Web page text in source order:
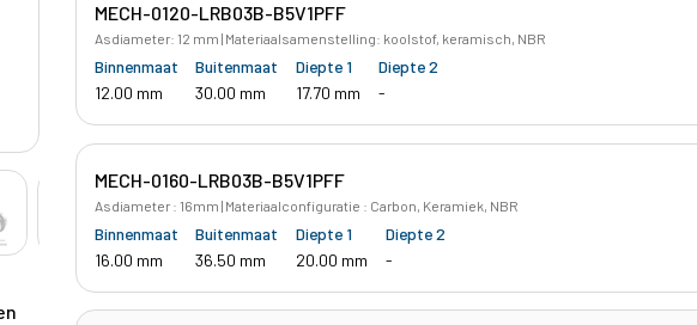
MECH-0120-LRB03B-B5V1PFF
Asdiameter: 12 mm | Materiaalsamenstelling: koolstof, keramisch, NBR
Binnenmaat
12.00 mm
Buitenmaat
30.00 mm
Diepte 1
17.70 mm
Diepte 2
-
MECH-0160-LRB03B-B5V1PFF
Asdiameter : 16mm | Materiaalconfiguratie : Carbon, Keramiek, NBR
Binnenmaat
16.00 mm
Buitenmaat
36.50 mm
Diepte 1
20.00 mm
Diepte 2
-